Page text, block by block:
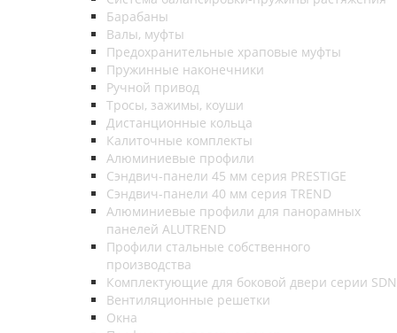
Барабаны
Валы, муфты
Предохранительные храповые муфты
Пружинные наконечники
Ручной привод
Тросы, зажимы, коуши
Дистанционные кольца
Калиточные комплекты
Алюминиевые профили
Сэндвич-панели 45 мм серия PRESTIGE
Сэндвич-панели 40 мм серия TREND
Алюминиевые профили для панорамных
панелей ALUTREND
Профили стальные собственного
производства
Комплектующие для боковой двери серии SDN
Вентиляционные решетки
Окна